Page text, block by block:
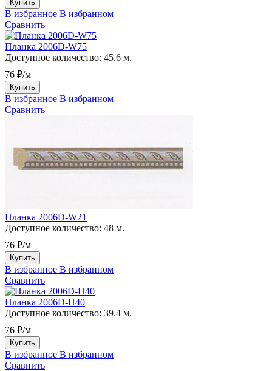
Купить
В избранное В избранном
Сравнить
Планка 2006D-W75
Доступное количество: 45.6 м.
76 ₽/м
Купить
В избранное В избранном
Сравнить
Планка 2006D-W21
Доступное количество: 48 м.
76 ₽/м
Купить
В избранное В избранном
Сравнить
Планка 2006D-H40
Доступное количество: 39.4 м.
76 ₽/м
Купить
В избранное В избранном
Сравнить